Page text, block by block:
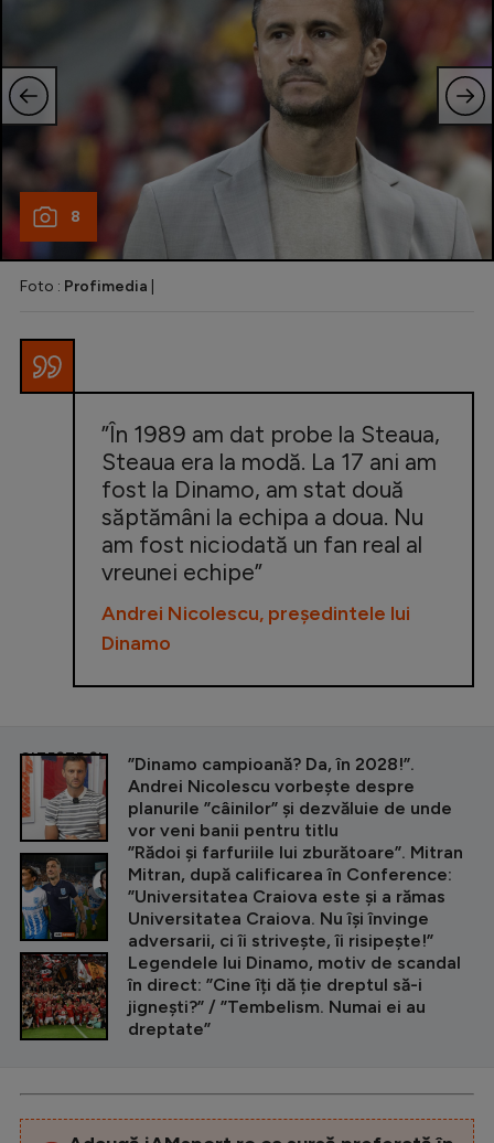
8
Foto : Profimedia
”În 1989 am dat probe la Steaua,
Steaua era la modă. La 17 ani am
fost la Dinamo, am stat două
săptămâni la echipa a doua. Nu
am fost niciodată un fan real al
vreunei echipe”
Andrei Nicolescu, președintele lui
Dinamo
CITEȘTE ȘI
”Dinamo campioană? Da, în 2028!”.
Andrei Nicolescu vorbește despre
planurile ”câinilor” și dezvăluie de unde
vor veni banii pentru titlu
”Rădoi și farfuriile lui zburătoare”. Mitran
Mitran, după calificarea în Conference:
”Universitatea Craiova este și a rămas
Universitatea Craiova. Nu își învinge
adversarii, ci îi strivește, îi risipește!”
Legendele lui Dinamo, motiv de scandal
în direct: ”Cine îți dă ție dreptul să-i
jignești?” / ”Tembelism. Numai ei au
dreptate”